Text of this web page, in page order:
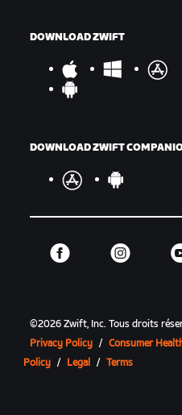
DOWNLOAD ZWIFT
DOWNLOAD ZWIFT
©2026 Zwift, Inc.Tous droits
Privacy Policy / Consumer
Policy / Legal / Terms